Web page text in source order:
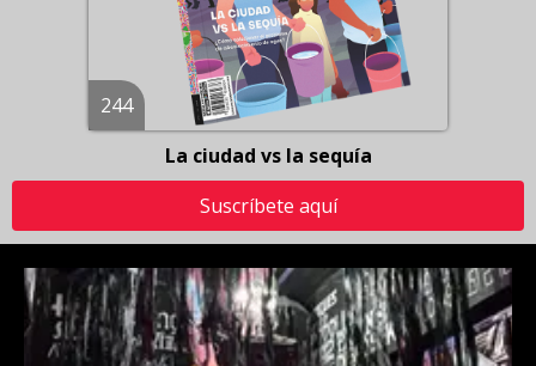
244
La ciudad vs la sequía
Suscríbete aquí